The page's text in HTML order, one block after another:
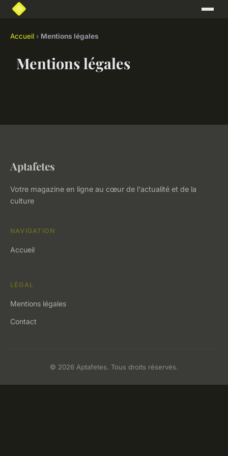
Accueil › Mentions légales
Mentions légales
Aptafetes
Votre magazine en ligne au cœur de l'actualité et de la
culture
NAVIGATION
Accueil
LÉGAL
Mentions légales
Contact
© 2026 Aptafetes. Tous droits réservés.